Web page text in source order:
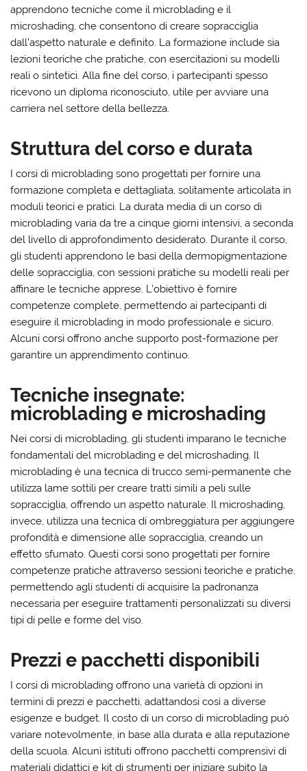
apprendono tecniche come il microblading e il
microshading, che consentono di creare sopracciglia
dall’aspetto naturale e definito. La formazione include sia
lezioni teoriche che pratiche, con esercitazioni su modelli
reali o sintetici. Alla fine del corso, i partecipanti spesso
ricevono un diploma riconosciuto, utile per avviare una
carriera nel settore della bellezza.
Struttura del corso e durata
I corsi di microblading sono progettati per fornire una
formazione completa e dettagliata, solitamente articolata in
moduli teorici e pratici. La durata media di un corso di
microblading varia da tre a cinque giorni intensivi, a seconda
del livello di approfondimento desiderato. Durante il corso,
gli studenti apprendono le basi della dermopigmentazione
delle sopracciglia, con sessioni pratiche su modelli reali per
affinare le tecniche apprese. L’obiettivo è fornire
competenze complete, permettendo ai partecipanti di
eseguire il microblading in modo professionale e sicuro.
Alcuni corsi offrono anche supporto post-formazione per
garantire un apprendimento continuo.
Tecniche insegnate:
microblading e microshading
Nei corsi di microblading, gli studenti imparano le tecniche
fondamentali del microblading e del microshading. Il
microblading è una tecnica di trucco semi-permanente che
utilizza lame sottili per creare tratti simili a peli sulle
sopracciglia, offrendo un aspetto naturale. Il microshading,
invece, utilizza una tecnica di ombreggiatura per aggiungere
profondità e dimensione alle sopracciglia, creando un
effetto sfumato. Questi corsi sono progettati per fornire
competenze pratiche attraverso sessioni teoriche e pratiche,
permettendo agli studenti di acquisire la padronanza
necessaria per eseguire trattamenti personalizzati su diversi
tipi di pelle e forme del viso.
Prezzi e pacchetti disponibili
I corsi di microblading offrono una varietà di opzioni in
termini di prezzi e pacchetti, adattandosi così a diverse
esigenze e budget. Il costo di un corso di microblading può
variare notevolmente, in base alla durata e alla reputazione
della scuola. Alcuni istituti offrono pacchetti comprensivi di
materiali didattici e kit di strumenti per iniziare subito la